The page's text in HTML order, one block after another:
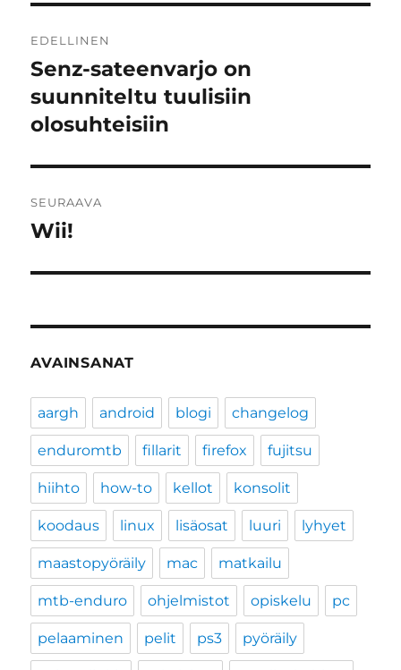
selaus
EDELLINEN
Edellinen
artikkeli:
Senz-sateenvarjo on
suunniteltu tuulisiin
olosuhteisiin
SEURAAVA
Seuraava
Wii!
AVAINSANAT
aargh android blogi changelog
enduromtb fillarit firefox fujitsu
hiihto how-to kellot konsolit
koodaus linux lisäosat luuri lyhyet
maastopyöräily mac matkailu
mtb-enduro ohjelmistot opiskelu pc
pelaaminen pelit ps3 pyöräily